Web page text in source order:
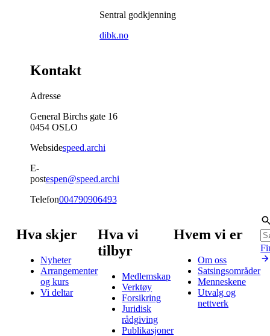
Sentral godkjenning
dibk.no
Kontakt
Adresse
General Birchs gate 16
0454 OSLO
Websidespeed.archi
E-
postespen@speed.archi
Telefon004790906493
Hva skjer
Nyheter
Arrangementer
og kurs
Vi deltar
Hva vi
tilbyr
Medlemskap
Verktøy
Forsikring
Juridisk
rådgiving
Publikasjoner
Hvem vi er
Om oss
Satsingsområder
Menneskene
Utvalg og
nettverk